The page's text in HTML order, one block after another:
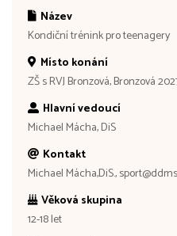
Název
Kondiční trénink pro teenagery
Místo konání
ZŠ s RVJ Bronzová, Bronzová
Hlavní vedoucí
Michael Mácha, DiS
Kontakt
Michael Mácha,DiS.,
Věková skupina
12-18 let